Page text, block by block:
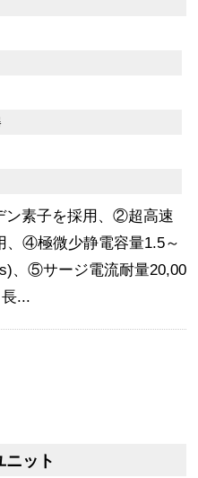
素子を採用、②超高速
④極微少静電容量1.5～
、⑤サージ電流耐量20,00
...
ニット